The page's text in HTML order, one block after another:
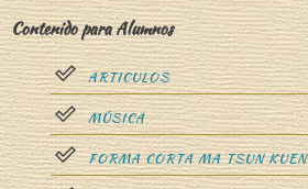
Contenido para Alumnos
ARTICULOS
MÚSICA
FORMA CORTA MA TSUN KUEN